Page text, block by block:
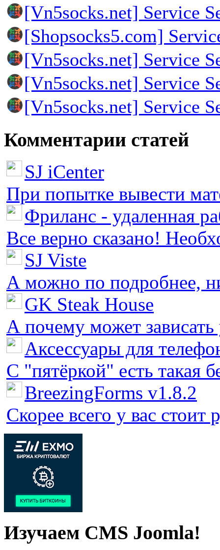
[Vn5socks.net] Service
[Shopsocks5.com]
[Vn5socks.net] Service
[Vn5socks.net] Service
[Vn5socks.net] Service
Комментарии статей
SJ iCenter
При попытке вывести
Фриланс - удаленная
Все верно сказано!
SJ Viste
А можно по подробнее,
GK Steak House
А почему может зависать
Аксессуары для
С "пятёркой" есть такая
BreezingForms v1.8.2
Скорее всего у вас стоит
Изучаем CMS Joomla!